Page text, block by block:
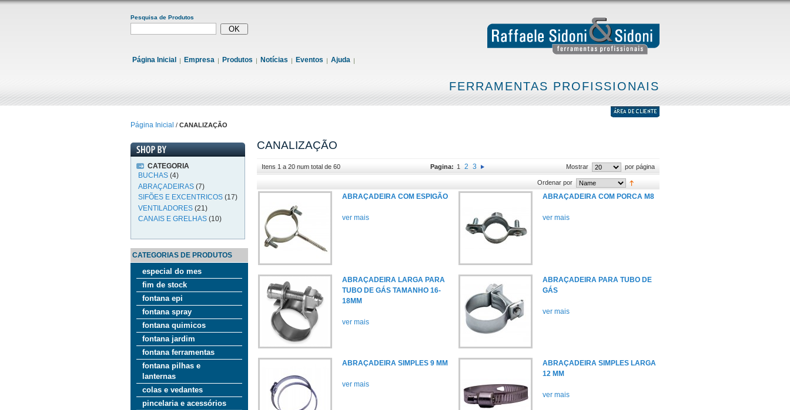
Pesquisa de Produtos
Página Inicial Empresa Produtos Notícias Eventos Ajuda
FERRAMENTAS PROFISSIONAIS
Página Inicial / CANALIZAÇÃO
CATEGORIA
BUCHAS (4)
ABRAÇADEIRAS (7)
SIFÕES E EXCENTRICOS (17)
VENTILADORES (21)
CANAIS E GRELHAS (10)
CATEGORIAS DE PRODUTOS
especial do mes
fim de stock
fontana epi
fontana spray
fontana quimicos
fontana jardim
fontana ferramentas
fontana pilhas e
lanternas
colas e vedantes
pincelaria e acessórios
CANALIZAÇÃO
Itens 1 a 20 num total de 60 Pagina: 1 2 3 Mostrar por página
Ordenar por
ABRAÇADEIRA COM ESPIGÃO
ver mais
ABRAÇADEIRA COM PORCA M8
ver mais
ABRAÇADEIRA LARGA PARA
TUBO DE GÁS TAMANHO 16-
18MM
ver mais
ABRAÇADEIRA PARA TUBO DE
GÁS
ver mais
ABRAÇADEIRA SIMPLES 9 MM
ver mais
ABRAÇADEIRA SIMPLES LARGA
12 MM
ver mais